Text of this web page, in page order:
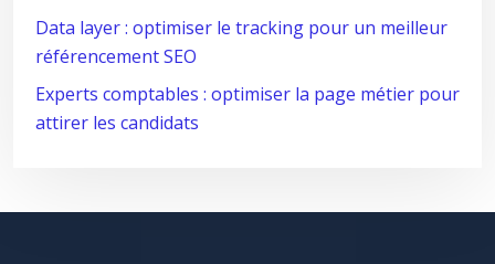
Data layer : optimiser le tracking pour un meilleur
référencement SEO
Experts comptables : optimiser la page métier pour
attirer les candidats